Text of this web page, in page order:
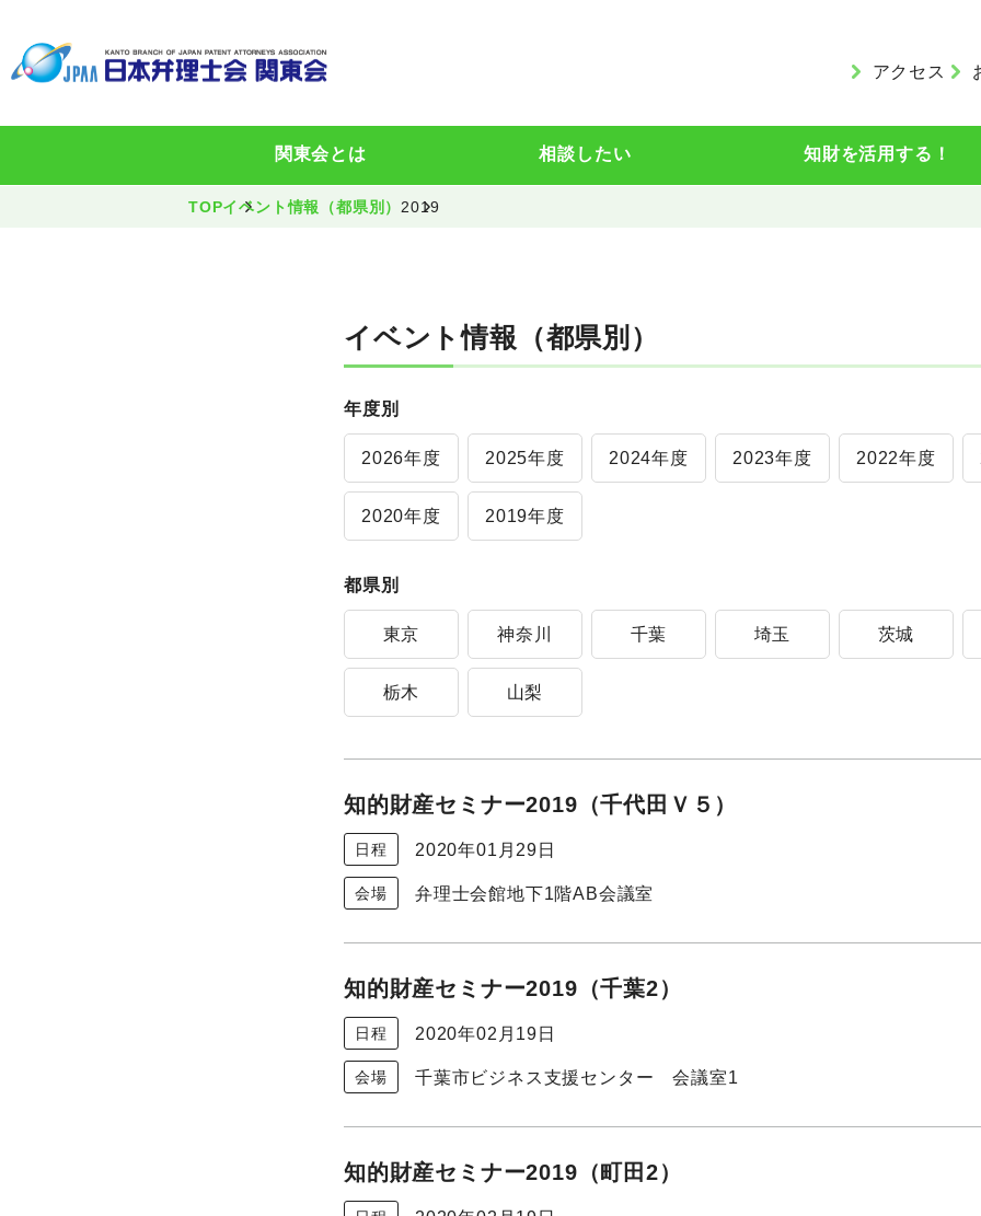
アクセス
関東会とは 相談したい 知財を活用する！
TOPイベント情報（都県別） 2019
イベント情報（都県別）
年度別
2026年度 2025年度 2024年度 2023年度 2022年度
2020年度 2019年度
都県別
東京 神奈川 千葉 埼玉 茨城
栃木 山梨
知的財産セミナー2019（千代田Ｖ５）
日程 2020年01月29日
会場 弁理士会館地下1階AB会議室
知的財産セミナー2019（千葉2）
日程 2020年02月19日
会場 千葉市ビジネス支援センター 会議室1
知的財産セミナー2019（町田2）